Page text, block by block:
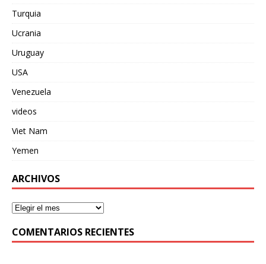
Turquia
Ucrania
Uruguay
USA
Venezuela
videos
Viet Nam
Yemen
ARCHIVOS
COMENTARIOS RECIENTES